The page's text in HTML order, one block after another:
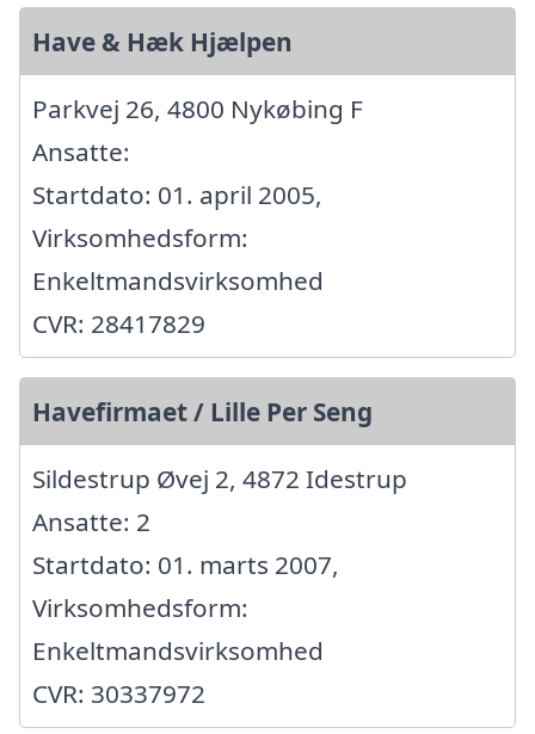
Have & Hæk Hjælpen
Parkvej 26, 4800 Nykøbing F
Ansatte:
Startdato: 01. april 2005,
Virksomhedsform:
Enkeltmandsvirksomhed
CVR: 28417829
Havefirmaet / Lille Per Seng
Sildestrup Øvej 2, 4872 Idestrup
Ansatte: 2
Startdato: 01. marts 2007,
Virksomhedsform:
Enkeltmandsvirksomhed
CVR: 30337972